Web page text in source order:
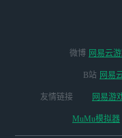
微博 网易云
B站 网易
友情链接 网易游
MuMu模拟器